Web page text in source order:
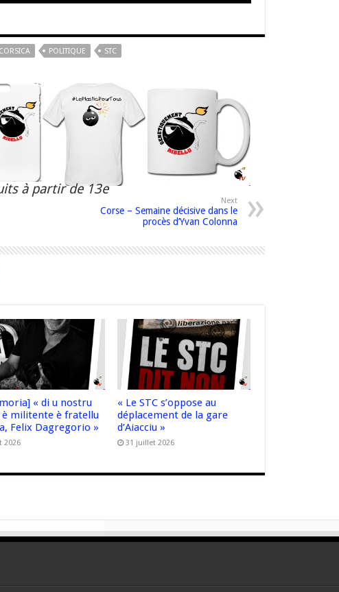
CORSICA POLITIQUE STC
à partir de 13e
Next
Corse – Semaine décisive dans le
procès d’Yvan Colonna
« di u nostru
è militente è fratellu
Felix Dagregorio »
2026
« Le STC s’oppose au
déplacement de la gare
d’Aiacciu »
31 juillet 2026